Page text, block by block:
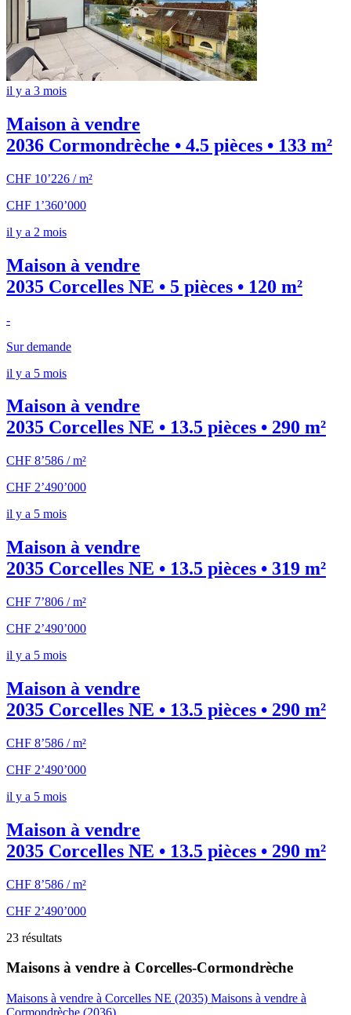
il y a 3 mois
Maison à vendre
2036 Cormondrèche • 4.5 pièces • 133 m²
CHF 10’226 / m²
CHF 1’360’000
il y a 2 mois
Maison à vendre
2035 Corcelles NE • 5 pièces • 120 m²
-
Sur demande
il y a 5 mois
Maison à vendre
2035 Corcelles NE • 13.5 pièces • 290 m²
CHF 8’586 / m²
CHF 2’490’000
il y a 5 mois
Maison à vendre
2035 Corcelles NE • 13.5 pièces • 319 m²
CHF 7’806 / m²
CHF 2’490’000
il y a 5 mois
Maison à vendre
2035 Corcelles NE • 13.5 pièces • 290 m²
CHF 8’586 / m²
CHF 2’490’000
il y a 5 mois
Maison à vendre
2035 Corcelles NE • 13.5 pièces • 290 m²
CHF 8’586 / m²
CHF 2’490’000
23 résultats
Maisons à vendre à Corcelles-Cormondrèche
Maisons à vendre à Corcelles NE (2035) Maisons à vendre à